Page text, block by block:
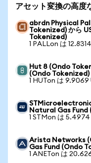
アセット変換の高度
abrdn Physical
Tokenized) から
Tokenized)
1 PALLon は
Hut 8 (Ondo
(Ondo Tokenized)
1 HUTon は 9.9069
Natural Gas
1 STMon は
Arista Networks
Gas Fund (Ondo
1 ANETon は